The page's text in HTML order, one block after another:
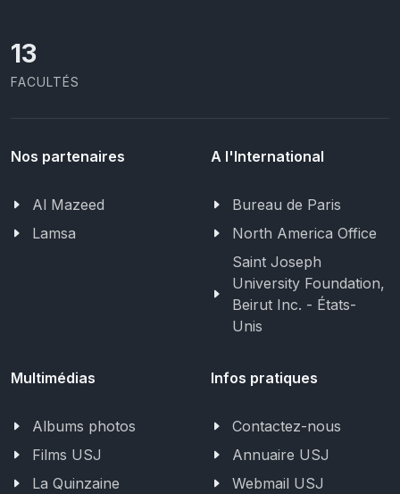
13
FACULTÉS
Nos partenaires
Al Mazeed
Lamsa
A l'International
Bureau de Paris
North America Office
Saint Joseph
University Foundation,
Beirut Inc. - États-
Unis
Multimédias
Albums photos
Films USJ
La Quinzaine
Infos pratiques
Contactez-nous
Annuaire USJ
Webmail USJ